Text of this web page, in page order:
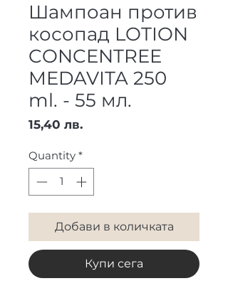
Шампоан против
косопад LOTION
CONCENTREE
MEDAVITA 250
ml. - 55 мл.
15,40 лв.Price
Quantity *
Добави в количката
Купи сега